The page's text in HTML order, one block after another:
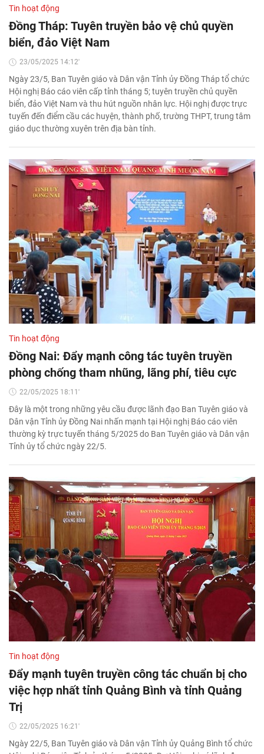
Tin hoạt động
Đồng Tháp: Tuyên truyền bảo vệ chủ quyền
biển, đảo Việt Nam
23/05/2025 14:12'
Ngày 23/5, Ban Tuyên giáo và Dân vận Tỉnh ủy Đồng Tháp tổ chức
Hội nghị Báo cáo viên cấp tỉnh tháng 5; tuyên truyền chủ quyền
biển, đảo Việt Nam và thu hút nguồn nhân lực. Hội nghị được trực
tuyến đến điểm cầu các huyện, thành phố, trường THPT, trung tâm
giáo dục thường xuyên trên địa bàn tỉnh.
Tin hoạt động
Đồng Nai: Đẩy mạnh công tác tuyên truyền
phòng chống tham nhũng, lãng phí, tiêu cực
22/05/2025 18:11'
Đây là một trong những yêu cầu được lãnh đạo Ban Tuyên giáo và
Dân vận Tỉnh ủy Đồng Nai nhấn mạnh tại Hội nghị Báo cáo viên
thường kỳ trực tuyến tháng 5/2025 do Ban Tuyên giáo và Dân vận
Tỉnh ủy tổ chức ngày 22/5.
Tin hoạt động
Đẩy mạnh tuyên truyền công tác chuẩn bị cho
việc hợp nhất tỉnh Quảng Bình và tỉnh Quảng
Trị
22/05/2025 16:21'
Ngày 22/5, Ban Tuyên giáo và Dân vận Tỉnh ủy Quảng Bình tổ chức